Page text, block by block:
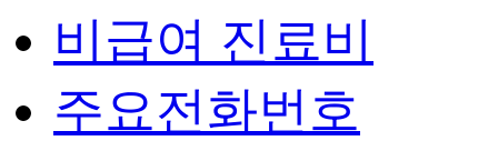
비급여 진료비
주요전화번호